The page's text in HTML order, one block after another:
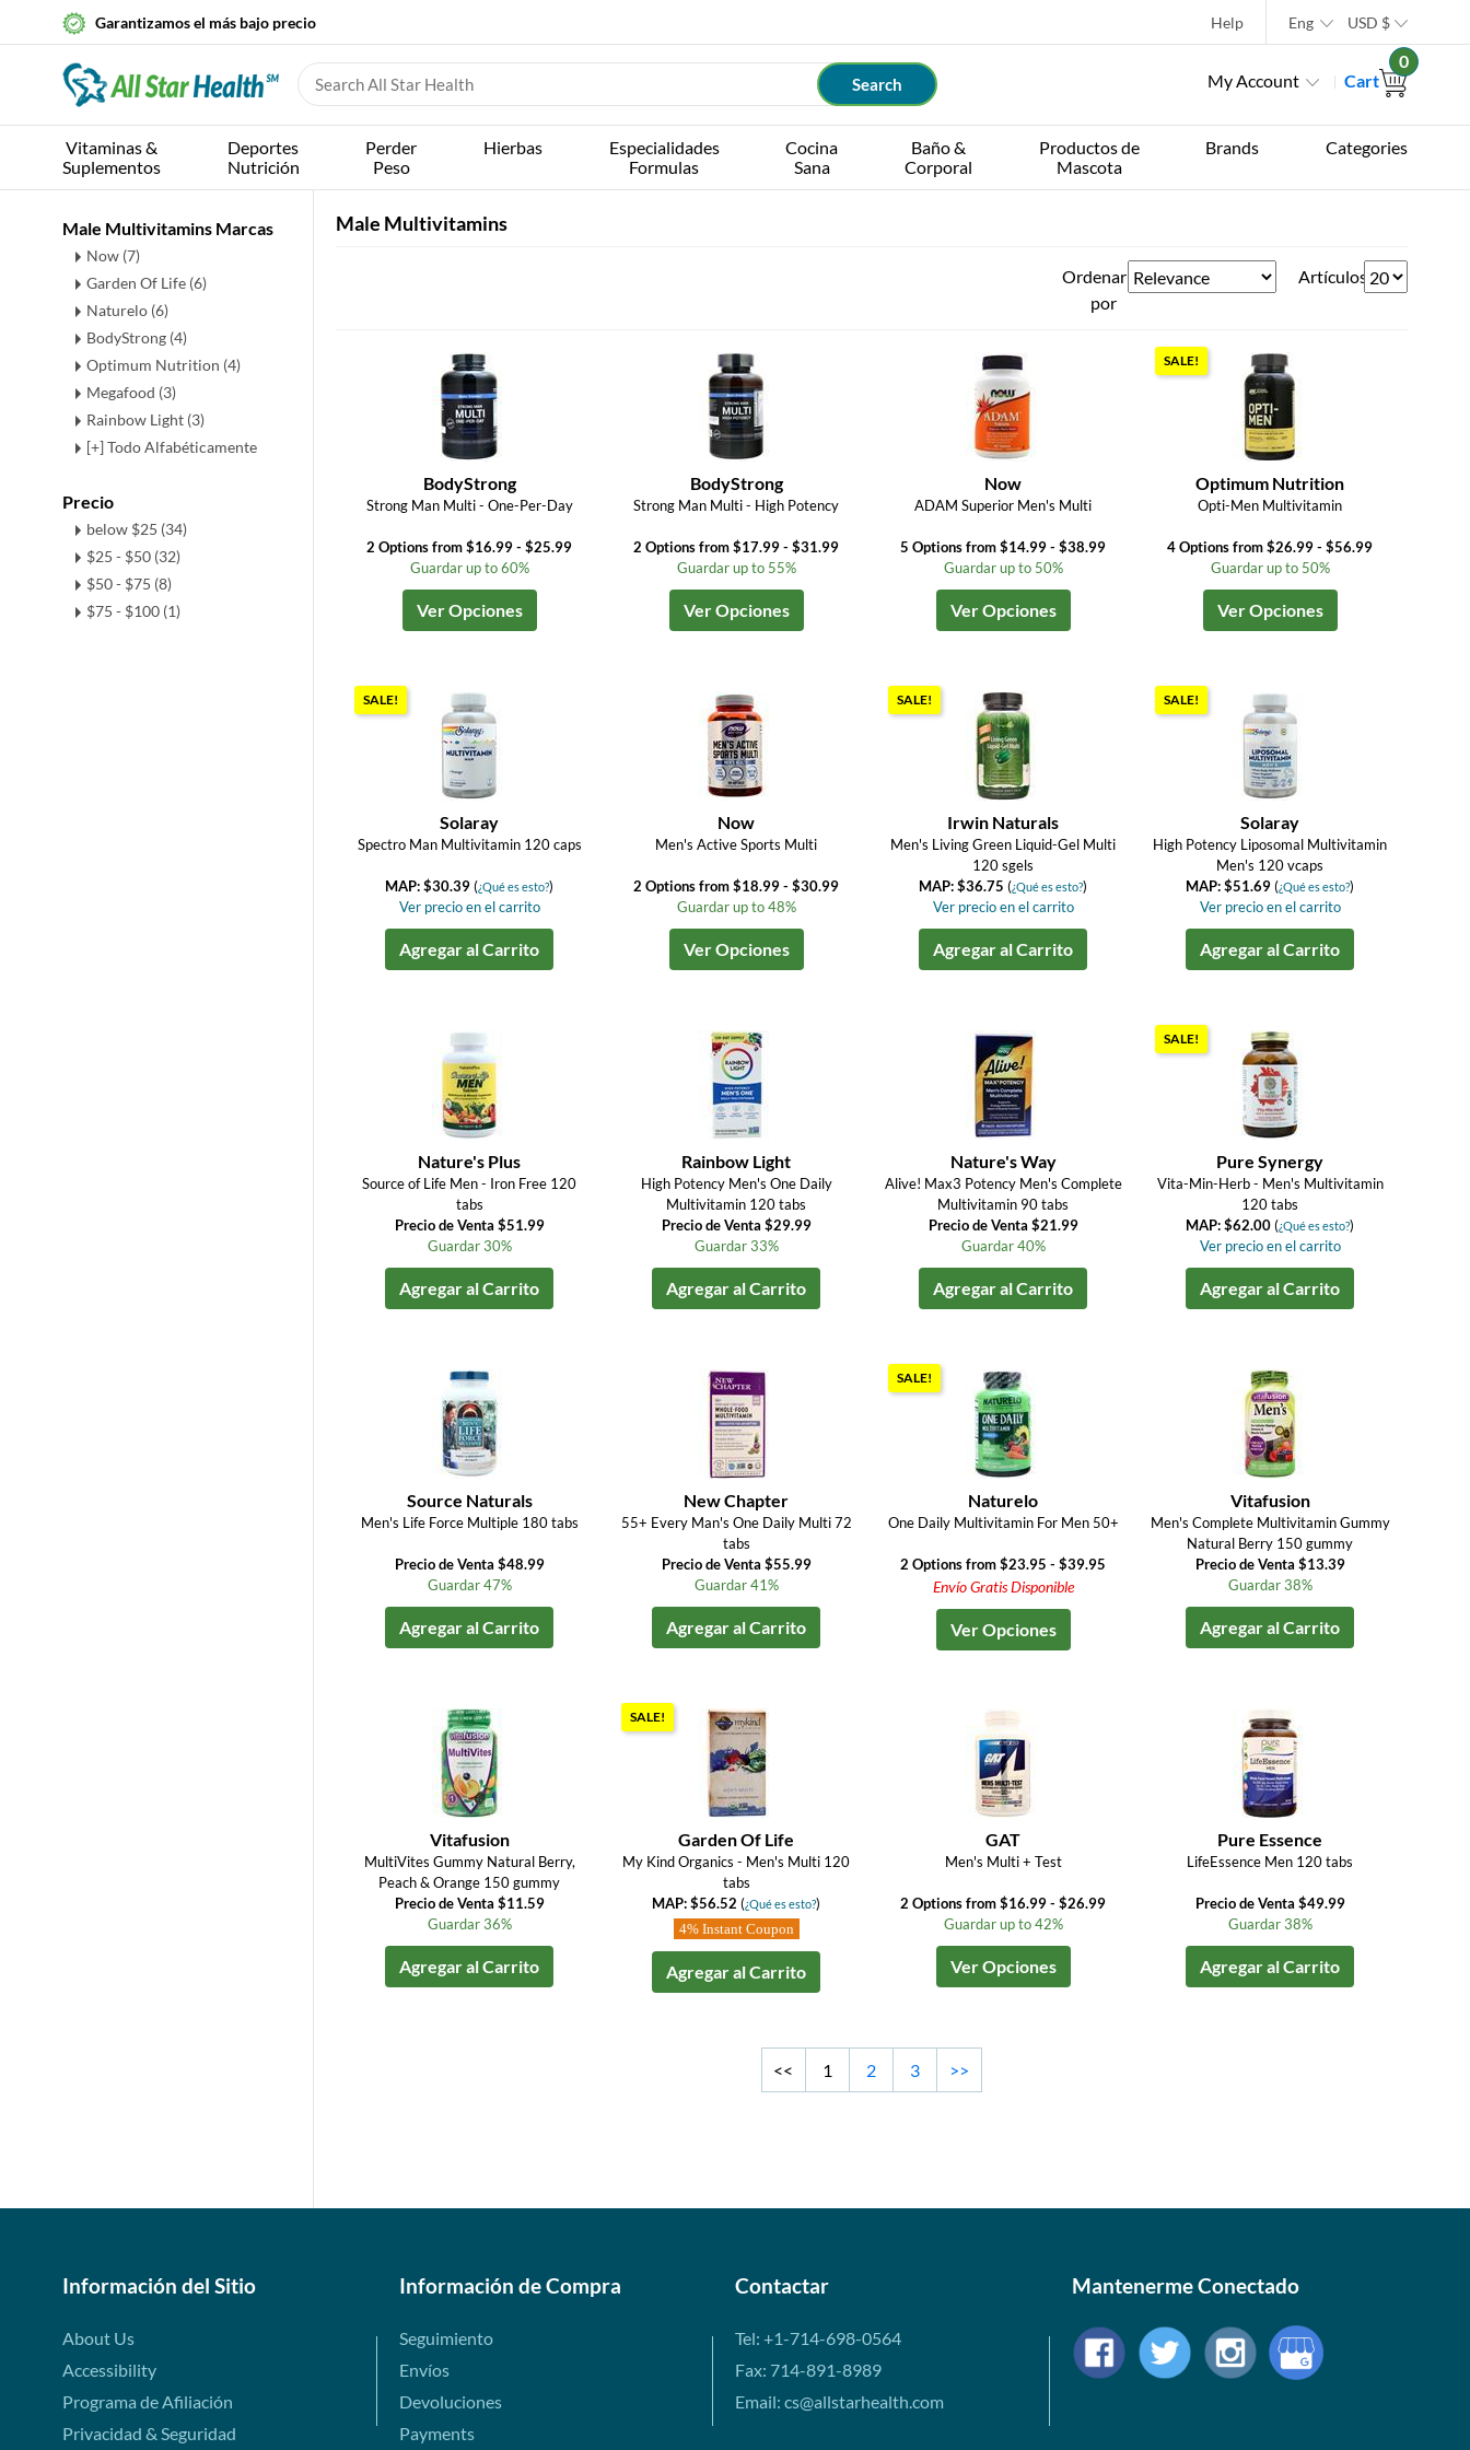
Garantizamos el más bajo precio Help Eng USD $
My Account Cart
0
Vitaminas &
Suplementos
Deportes
Nutrición
Perder
Peso
Hierbas
Especialidades
Formulas
Cocina
Sana
Baño &
Corporal
Productos de
Mascota
Brands Categories
Male Multivitamins Marcas
Now (7)
Garden Of Life (6)
Naturelo (6)
BodyStrong (4)
Optimum Nutrition (4)
Megafood (3)
Rainbow Light (3)
[+] Todo Alfabéticamente
Precio
below $25 (34)
$25 - $50 (32)
$50 - $75 (8)
$75 - $100 (1)
Male Multivitamins
Ordenar
por
Artículos
BodyStrong
Strong Man Multi - One-Per-Day
2 Options from $16.99 - $25.99
Guardar up to 60%
Ver Opciones
BodyStrong
Strong Man Multi - High Potency
2 Options from $17.99 - $31.99
Guardar up to 55%
Ver Opciones
Now
ADAM Superior Men's Multi
5 Options from $14.99 - $38.99
Guardar up to 50%
Ver Opciones
SALE!
Optimum Nutrition
Opti-Men Multivitamin
4 Options from $26.99 - $56.99
Guardar up to 50%
Ver Opciones
SALE!
Solaray
Spectro Man Multivitamin 120 caps
MAP: $30.39(¿Qué es esto?)
Ver precio en el carrito
Agregar al Carrito
Now
Men's Active Sports Multi
2 Options from $18.99 - $30.99
Guardar up to 48%
Ver Opciones
SALE!
Irwin Naturals
Men's Living Green Liquid-Gel Multi
120 sgels
MAP: $36.75(¿Qué es esto?)
Ver precio en el carrito
Agregar al Carrito
SALE!
Solaray
High Potency Liposomal Multivitamin
Men's 120 vcaps
MAP: $51.69(¿Qué es esto?)
Ver precio en el carrito
Agregar al Carrito
Nature's Plus
Source of Life Men - Iron Free 120
tabs
Precio de Venta $51.99
Guardar 30%
Agregar al Carrito
Rainbow Light
High Potency Men's One Daily
Multivitamin 120 tabs
Precio de Venta $29.99
Guardar 33%
Agregar al Carrito
Nature's Way
Alive! Max3 Potency Men's Complete
Multivitamin 90 tabs
Precio de Venta $21.99
Guardar 40%
Agregar al Carrito
SALE!
Pure Synergy
Vita-Min-Herb - Men's Multivitamin
120 tabs
MAP: $62.00(¿Qué es esto?)
Ver precio en el carrito
Agregar al Carrito
Source Naturals
Men's Life Force Multiple 180 tabs
Precio de Venta $48.99
Guardar 47%
Agregar al Carrito
New Chapter
55+ Every Man's One Daily Multi 72
tabs
Precio de Venta $55.99
Guardar 41%
Agregar al Carrito
SALE!
Naturelo
One Daily Multivitamin For Men 50+
2 Options from $23.95 - $39.95
Envío Gratis Disponible
Ver Opciones
Vitafusion
Men's Complete Multivitamin Gummy
Natural Berry 150 gummy
Precio de Venta $13.39
Guardar 38%
Agregar al Carrito
Vitafusion
MultiVites Gummy Natural Berry,
Peach & Orange 150 gummy
Precio de Venta $11.59
Guardar 36%
Agregar al Carrito
SALE!
Garden Of Life
My Kind Organics - Men's Multi 120
tabs
MAP: $56.52(¿Qué es esto?)
4% Instant Coupon
Agregar al Carrito
GAT
Men's Multi + Test
2 Options from $16.99 - $26.99
Guardar up to 42%
Ver Opciones
Pure Essence
LifeEssence Men 120 tabs
Precio de Venta $49.99
Guardar 38%
Agregar al Carrito
<< 1 2 3 >>
Información del Sitio
About Us
Accessibility
Programa de Afiliación
Privacidad & Seguridad
Información de Compra
Seguimiento
Envíos
Devoluciones
Payments
Contactar
Tel: +1-714-698-0564
Fax: 714-891-8989
Email: cs@allstarhealth.com
Mantenerme Conectado